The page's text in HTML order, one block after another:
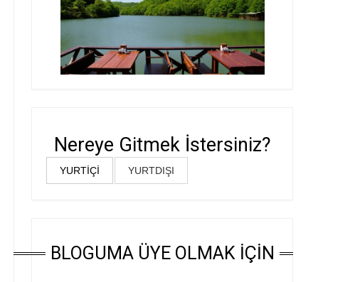
Nereye Gitmek İstersiniz?
YURTİÇİ YURTDIŞI
BLOGUMA ÜYE OLMAK İÇİN